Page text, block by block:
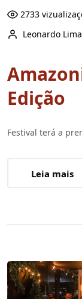
2733
Leonardo Lima
Edição
Festival terá a
Leia mais